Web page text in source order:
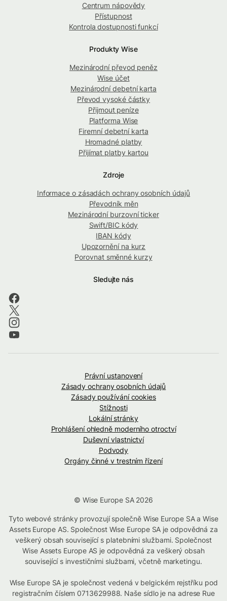
Centrum nápovědy
Přístupnost
Kontrola dostupnosti funkcí
Produkty Wise
Mezinárodní převod peněz
Wise účet
Mezinárodní debetní karta
Převod vysoké částky
Přijmout peníze
Platforma Wise
Firemní debetní karta
Hromadné platby
Přijímat platby kartou
Zdroje
Informace o zásadách ochrany osobních údajů
Převodník měn
Mezinárodní burzovní ticker
Swift/BIC kódy
IBAN kódy
Upozornění na kurz
Porovnat směnné kurzy
Sledujte nás
Právní ustanovení
Zásady ochrany osobních údajů
Zásady používání cookies
Stížnosti
Lokální stránky
Prohlášení ohledně moderního otroctví
Duševní vlastnictví
Podvody
Orgány činné v trestním řízení
© Wise Europe SA 2026
Tyto webové stránky provozují společně Wise Europe SA a Wise
Assets Europe AS. Společnost Wise Europe SA je odpovědná za
veškerý obsah související s platebními službami. Společnost
Wise Assets Europe AS je odpovědná za veškerý obsah
související s investičními službami, včetně marketingu.
Wise Europe SA je společnost vedená v belgickém rejstříku pod
registračním číslem 0713629988. Naše sídlo je na adrese Rue